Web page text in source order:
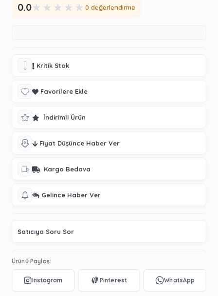
0.0★ ★ ★ ★ ★ 0 değerlendirme
Kritik Stok
Favorilere Ekle
İndirimli Ürün
Fiyat Düşünce Haber Ver
Kargo Bedava
Gelince Haber Ver
Satıcıya Soru Sor
Ürünü Paylaş: